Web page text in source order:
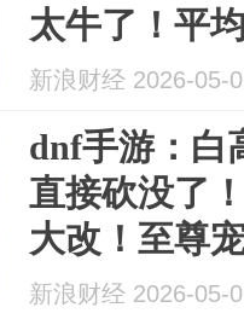
太牛了！平
还...
新浪财经 2026-05-
dnf手游：白
直接砍没了
大改！至尊
能！安徒...
新浪财经 2026-05-